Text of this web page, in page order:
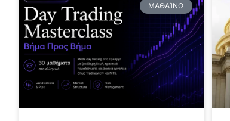
ΜΑΘΑΊΝΩ